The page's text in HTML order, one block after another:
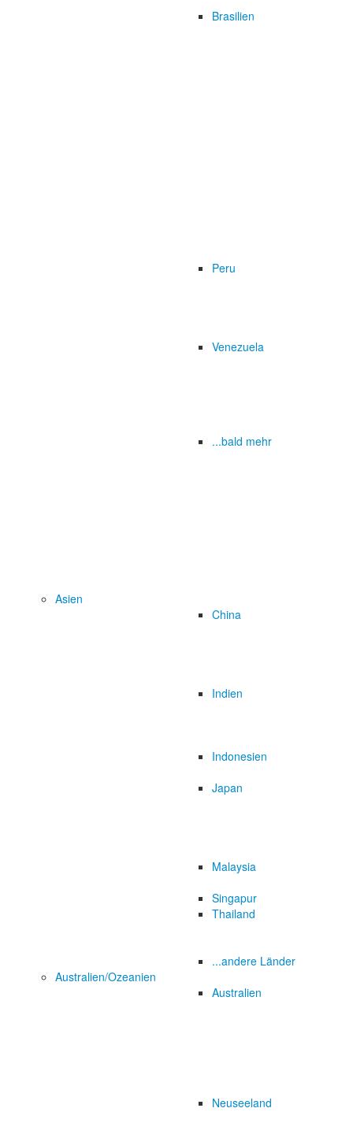
Brasilien
Peru
Venezuela
...bald mehr
Asien
China
Indien
Indonesien
Japan
Malaysia
Singapur
Thailand
...andere Länder
Australien/Ozeanien
Australien
Neuseeland